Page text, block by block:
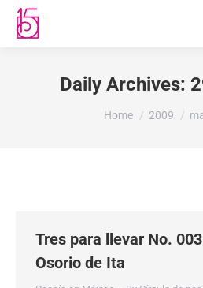
Daily Archives:
You are here:
Home 2009
Tres para llevar No.
Osorio de Ita